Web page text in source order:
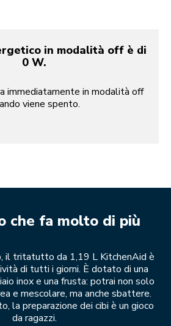
in modalità off è di
0 W.
immediatamente in modalità off
viene spento.
che fa molto di più
il tritatutto da 1,19 L KitchenAid è
di tutti i giorni. È dotato di una
inox e una frusta: potrai non solo
e mescolare, ma anche sbattere.
la preparazione dei cibi è un gioco
da ragazzi.